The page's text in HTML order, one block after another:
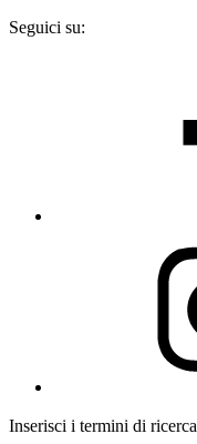
Seguici su:
Inserisci i termini di ricerca